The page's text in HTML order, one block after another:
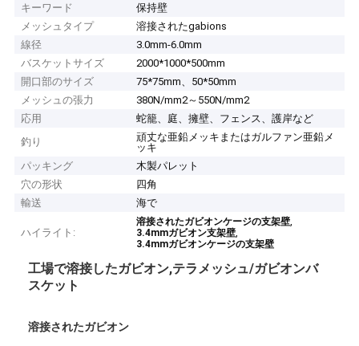
キーワード
保持壁
メッシュタイプ
溶接されたgabions
線径
3.0mm-6.0mm
バスケットサイズ
2000*1000*500mm
開口部のサイズ
75*75mm、50*50mm
メッシュの張力
380N/mm2～550N/mm2
応用
蛇籠、庭、擁壁、フェンス、護岸など
釣り
頑丈な亜鉛メッキまたはガルファン亜鉛メ
ッキ
パッキング
木製パレット
穴の形状
四角
輸送
海で
ハイライト:
溶接されたガビオンケージの支架壁,
3.4mmガビオン支架壁,
3.4mmガビオンケージの支架壁
工場で溶接したガビオン,テラメッシュ/ガビオンバ
スケット
溶接されたガビオン